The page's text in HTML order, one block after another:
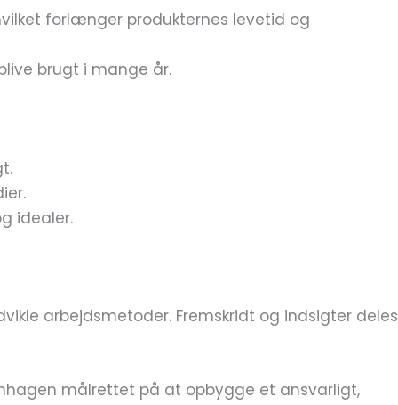
forlænger produkternes levetid og
brugt i mange år.
idealer.
arbejdsmetoder. Fremskridt og indsigter deles
målrettet på at opbygge et ansvarligt,